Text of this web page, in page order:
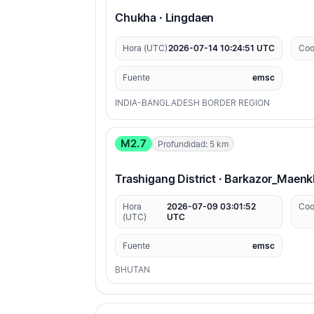
Chukha · Lingdaen
Hora (UTC)2026-07-14 10:24:51 UTC
Fuente emsc
INDIA-BANGLADESH BORDER REGION
M2.7 Profundidad: 5 km
Trashigang District ·
Hora
(UTC)
2026-07-09 03:01:52
UTC
Fuente emsc
BHUTAN